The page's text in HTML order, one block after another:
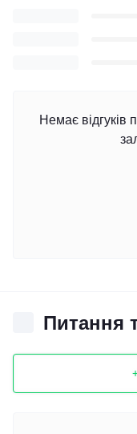
Немає відгуків
Питання